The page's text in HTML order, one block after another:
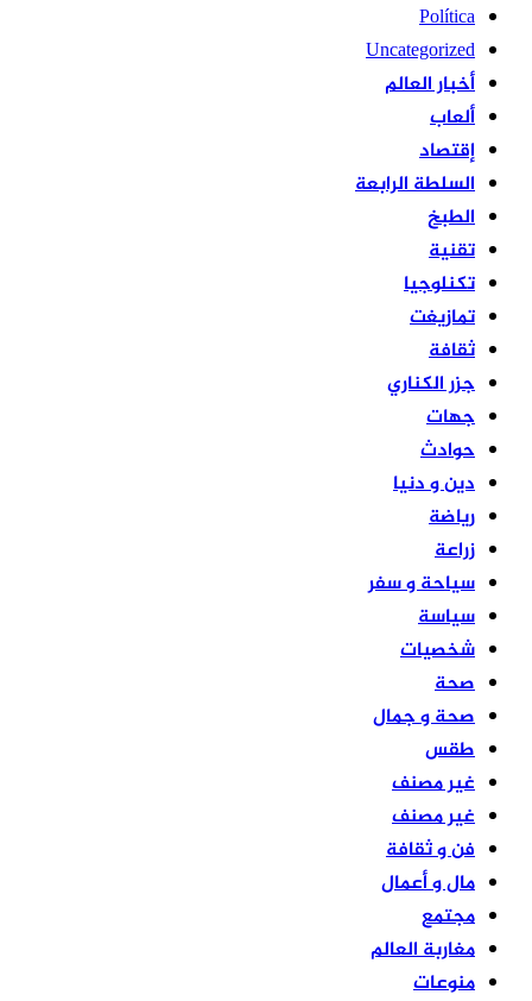
Política
Uncategorized
أخبار العالم
ألعاب
إقتصاد
السلطة الرابعة
الطبخ
تقنية
تكنلوجيا
تمازيغت
ثقافة
جزر الكناري
جهات
حوادث
دين و دنيا
رياضة
زراعة
سياحة و سفر
سياسة
شخصيات
صحة
صحة و جمال
طقس
غير مصنف
غير مصنف
فن و ثقافة
مال و أعمال
مجتمع
مغاربة العالم
منوعات